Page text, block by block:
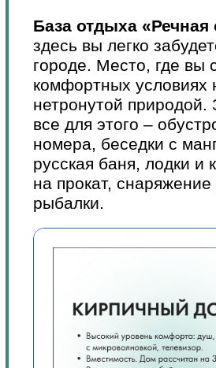
Спец. предложения
Организуем туры на основе
чартерных и регулярных
перевозок,чтобы обеспечить
нашим туристам максимальный
комфорт и удобство. Команда
профессионалов всегда готова
Назови кодовое слово
бронировании тура и получи
скидку 3000 руб.